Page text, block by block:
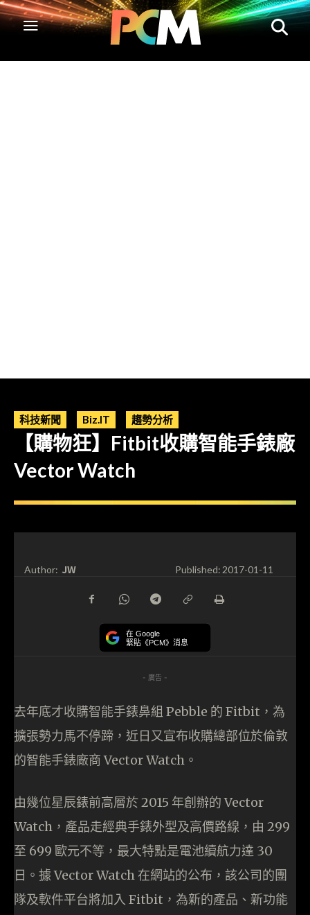
科技新聞 Biz.IT 趨勢分析
【購物狂】Fitbit收購智能手錶廠
Vector Watch
Author: JW Published:2017-01-11
在 Google
緊貼《PCM》消息
- 廣告 -
去年底才收購智能手錶鼻組 Pebble 的 Fitbit，為
擴張勢力馬不停蹄，近日又宣布收購總部位於倫敦
的智能手錶廠商 Vector Watch。
由幾位星辰錶前高層於 2015 年創辦的 Vector
Watch，產品走經典手錶外型及高價路線，由 299
至 699 歐元不等，最大特點是電池續航力達 30
日。據 Vector Watch 在網站的公布，該公司的團
隊及軟件平台將加入 Fitbit，為新的產品、新功能